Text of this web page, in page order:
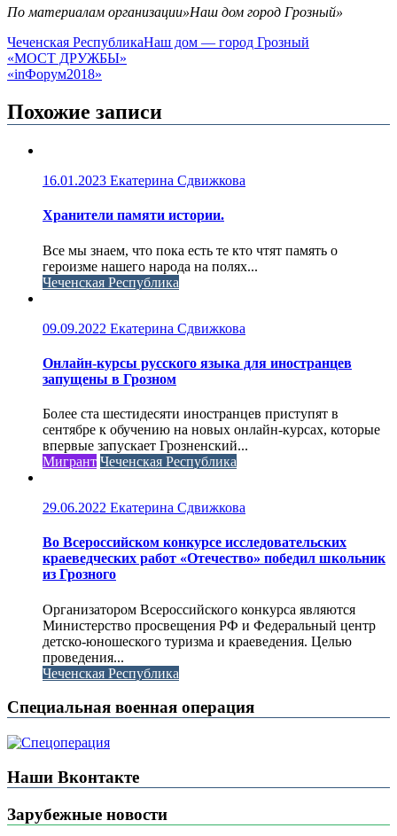
По материалам организации»Наш дом город Грозный»
Чеченская РеспубликаНаш дом — город Грозный
Навигация
по
записям
«МОСТ ДРУЖБЫ»
«inФорум2018»
Похожие записи
16.01.2023 Екатерина Сдвижкова
Хранители памяти истории.
Все мы знаем, что пока есть те кто чтят память о
героизме нашего народа на полях...
Чеченская Республика
09.09.2022 Екатерина Сдвижкова
Онлайн-курсы русского языка для иностранцев
запущены в Грозном
Более ста шестидесяти иностранцев приступят в
сентябре к обучению на новых онлайн-курсах, которые
впервые запускает Грозненский...
Мигрант Чеченская Республика
29.06.2022 Екатерина Сдвижкова
Во Всероссийском конкурсе исследовательских
краеведческих работ «Отечество» победил школьник
из Грозного
Организатором Всероссийского конкурса являются
Министерство просвещения РФ и Федеральный центр
детско-юношеского туризма и краеведения. Целью
проведения...
Чеченская Республика
Специальная военная операция
Наши Вконтакте
Зарубежные новости